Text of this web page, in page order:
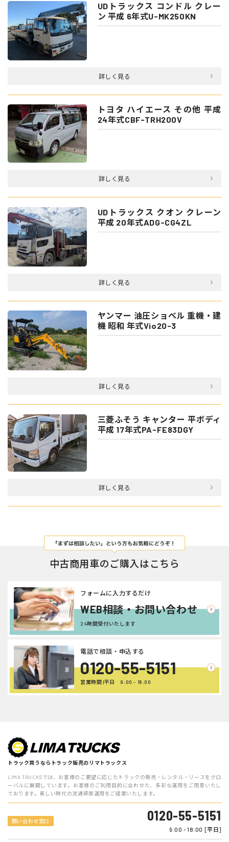
UDトラックス コンドル クレー
ン 平成 6年式U-MK250KN
詳しく見る
トヨタ ハイエース その他 平成
24年式CBF-TRH200V
詳しく見る
UDトラックス クオン クレーン
平成 20年式ADG-CG4ZL
詳しく見る
ヤンマー 油圧ショベル 重機・建
機 昭和 年式Vio20-3
詳しく見る
三菱ふそう キャンター 平ボディ
平成 17年式PA-FE83DGY
詳しく見る
中古商用車のご購入はこちら
WEB相談・お問い合わせ
フォームに入力するだけ
24時間受付いたします
0120-55-5151
電話で相談・申込する
営業時間 |平日 9:00 - 18:00
トラック買うならトラック販売のリマトラックス
LIMA TRUCKSでは、お客様のご要望に応じたトラックの販売・レンタル・リースをグロ
ーバルに展開しています。お客様のご利用目的に合わせた、多彩な運用をご用意いたし
ております。新しい時代の流通資産運用をご提案いたします。
問い合わせ窓口 0120-55-5151
9:00 - 18:00 [平日]